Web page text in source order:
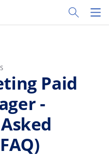
Toggle
Paid
-